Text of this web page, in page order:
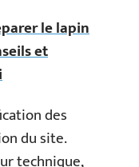
le lapin
et
des
du site.
technique,